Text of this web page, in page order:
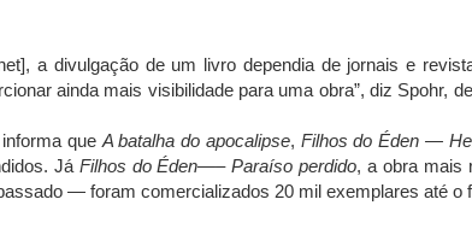
a divulgação de um livro dependia de jornais e
ainda mais visibilidade para uma obra”, diz Spohr,
que A batalha do apocalipse, Filhos do Éden —
Já Filhos do Éden—– Paraíso perdido, a obra mais
— foram comercializados 20 mil exemplares até o